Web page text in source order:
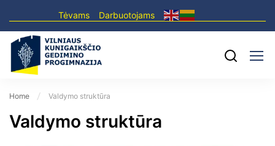
Tėvams Darbuotojams
Home Valdymo struktūra
Valdymo struktūra